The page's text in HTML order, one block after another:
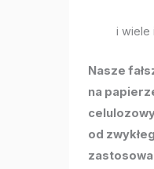
i wiele
Nasze
na
od